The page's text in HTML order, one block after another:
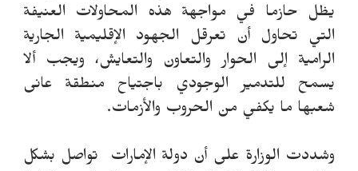
يظل حازما في مواجهة هذه المحاولات العنيفة
التي تحاول أن تعرقل الجهود الإقليمية الجارية
الرامية إلى الحوار والتعاون والتعايش، ويجب ألا
يسمح للتدمير الوجودي باجتياح منطقة عانى
شعبها ما يكفي من الحروب والأزمات.
وشددت الوزارة على أن دولة الإمارات تواصل بشكل